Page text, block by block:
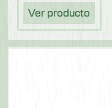
Ver producto